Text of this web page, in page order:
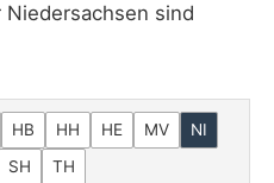
sind
HB HH HE MV
NI
SH TH